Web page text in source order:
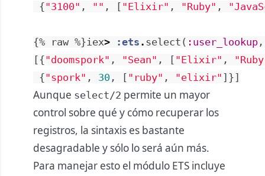
{"3100" , "" , [ "Elixir" , "Ruby" ,
{% raw %}iex> :ets . select ( :user_lookup ,
[{"doomspork" , "Sean" , [ "Elixir" ,
{"spork" , 30 , [ "ruby" , "elixir" ] }]
Aunque select/2 permite un mayor
control sobre qué y cómo recuperar los
registros, la sintaxis es bastante
desagradable y sólo lo será aún más.
Para manejar esto el módulo ETS incluye